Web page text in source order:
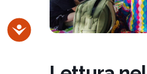
Accessibilità